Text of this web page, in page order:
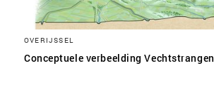
OVERIJSSEL
Conceptuele verbeelding Vechtstrangen